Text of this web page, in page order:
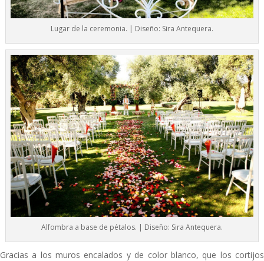
Lugar de la ceremonia. | Diseño: Sira Antequera.
​Alfombra a base de pétalos. | Diseño: Sira Antequera.
Gracias a los muros encalados y de color blanco, que los cortijos